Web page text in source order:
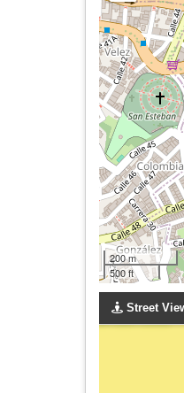
200 m
500 ft
Street